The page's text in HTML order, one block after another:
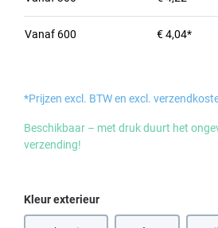
Vanaf 600 € 4,04*
*Prijzen excl. BTW en excl.
Beschikbaar – met druk duurt het
verzending!
Selecteer
Kleur exterieur